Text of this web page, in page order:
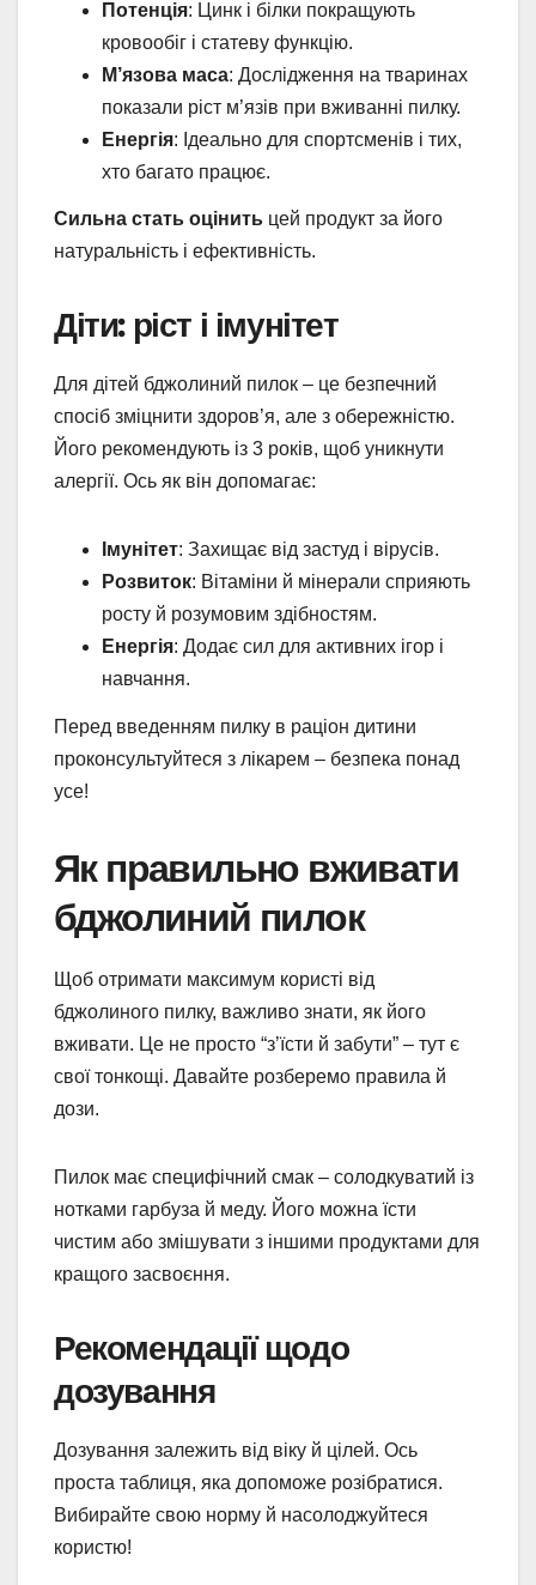
Потенція: Цинк і білки покращують
кровообіг і статеву функцію.
М’язова маса: Дослідження на тваринах
показали ріст м’язів при вживанні пилку.
Енергія: Ідеально для спортсменів і тих,
хто багато працює.
Сильна стать оцінить цей продукт за його
натуральність і ефективність.
Діти: ріст і імунітет
Для дітей бджолиний пилок – це безпечний
спосіб зміцнити здоров’я, але з обережністю.
Його рекомендують із 3 років, щоб уникнути
алергії. Ось як він допомагає:
Імунітет: Захищає від застуд і вірусів.
Розвиток: Вітаміни й мінерали сприяють
росту й розумовим здібностям.
Енергія: Додає сил для активних ігор і
навчання.
Перед введенням пилку в раціон дитини
проконсультуйтеся з лікарем – безпека понад
усе!
Як правильно вживати
бджолиний пилок
Щоб отримати максимум користі від
бджолиного пилку, важливо знати, як його
вживати. Це не просто “з’їсти й забути” – тут є
свої тонкощі. Давайте розберемо правила й
дози.
Пилок має специфічний смак – солодкуватий із
нотками гарбуза й меду. Його можна їсти
чистим або змішувати з іншими продуктами для
кращого засвоєння.
Рекомендації щодо
дозування
Дозування залежить від віку й цілей. Ось
проста таблиця, яка допоможе розібратися.
Вибирайте свою норму й насолоджуйтеся
користю!